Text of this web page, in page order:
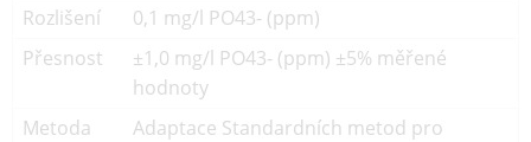
Rozlišení
0,1 mg/l PO43- (ppm)
Přesnost
±1,0 mg/l PO43- (ppm) ±5% měřené
hodnoty
Metoda
Adaptace Standardních metod pro